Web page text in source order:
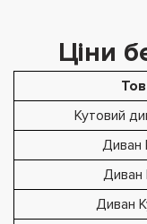
Ціни
Кутовий
Диван
Диван
Диван